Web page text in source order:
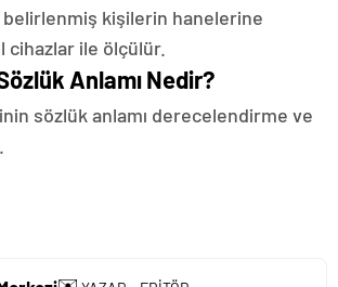
belirlenmiş kişilerin hanelerine
ile ölçülür.
Anlamı Nedir?
sözlük anlamı derecelendirme ve